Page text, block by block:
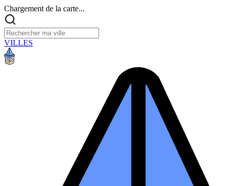
Chargement de la carte...
VILLES